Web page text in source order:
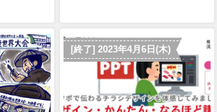
[終了] 2023年4月6日(木)